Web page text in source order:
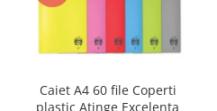
Caiet A4 60 file Coperti
plastic Atinge Excelenta